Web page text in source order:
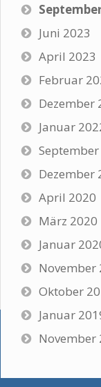
Juni 2023
April 2023
Februar
Dezember
Januar
September
Dezember
April 2020
März 2020
Januar
November
Oktober
Januar
November